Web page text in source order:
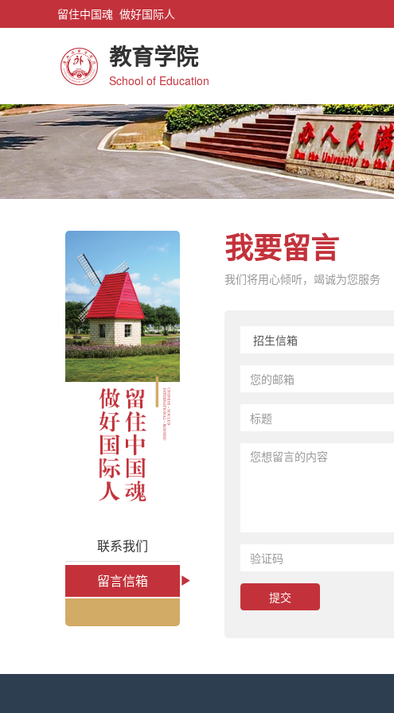
留住中国魂 做好国际人
教育学院
School of Education
联系我们
留言信箱
我要留言
我们将用心倾听，竭诚为您服务
提交